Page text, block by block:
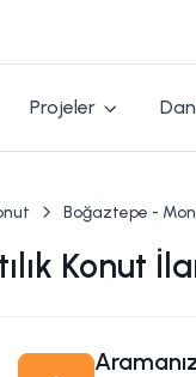
Projeler
Boğaztepe -
Konut